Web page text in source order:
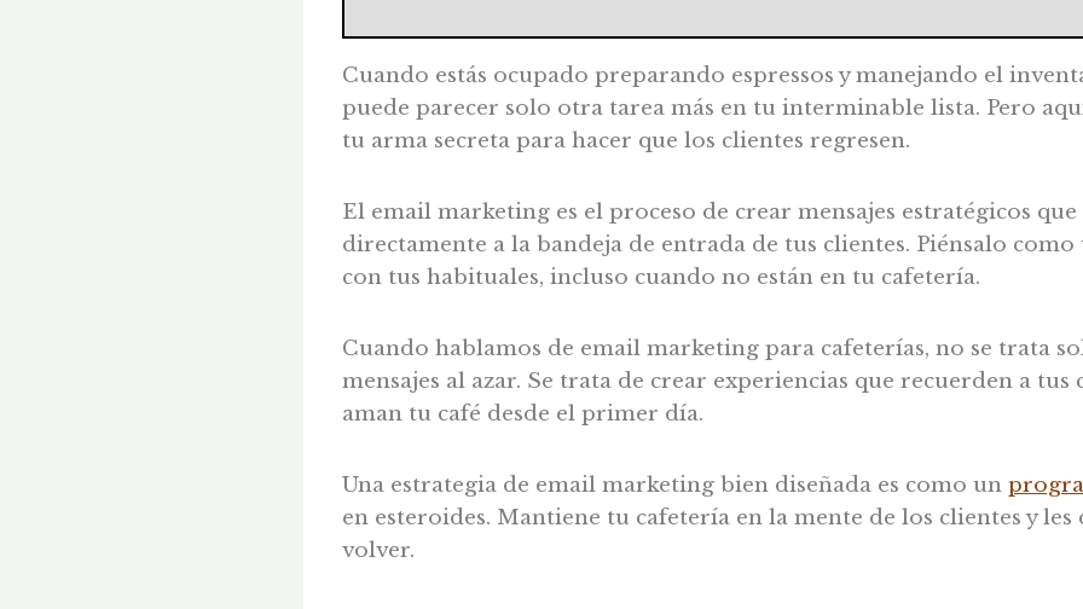
Cuando estás ocupado preparando espressos y manejando el
puede parecer solo otra tarea más en tu interminable lista. Pero
tu arma secreta para hacer que los clientes regresen.
El email marketing es el proceso de crear mensajes estratégicos
directamente a la bandeja de entrada de tus clientes. Piénsalo
con tus habituales, incluso cuando no están en tu cafetería.
Cuando hablamos de email marketing para cafeterías, no se trata
mensajes al azar. Se trata de crear experiencias que recuerden a tus
aman tu café desde el primer día.
Una estrategia de email marketing bien diseñada es como un
en esteroides. Mantiene tu cafetería en la mente de los clientes y les
volver.